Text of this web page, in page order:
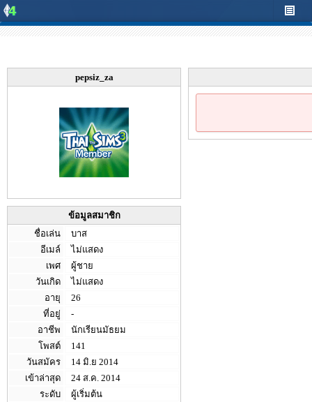
pepsiz_za
ข้อมูลสมาชิก
ชื่อเล่น
บาส
อีเมล์
ไม่แสดง
เพศ
ผู้ชาย
วันเกิด
ไม่แสดง
อายุ
26
ที่อยู่
-
อาชีพ
นักเรียนมัธยม
โพสต์
141
วันสมัคร
14 มิ.ย 2014
เข้าล่าสุด
24 ส.ค. 2014
ระดับ
ผู้เริ่มต้น